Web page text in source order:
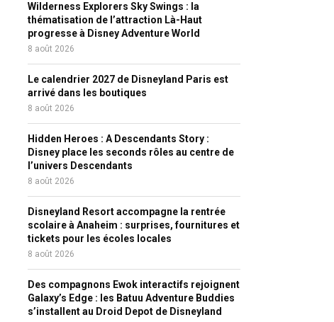
Wilderness Explorers Sky Swings : la
thématisation de l’attraction Là-Haut
progresse à Disney Adventure World
8 août 2026
Le calendrier 2027 de Disneyland Paris est
arrivé dans les boutiques
8 août 2026
Hidden Heroes : A Descendants Story :
Disney place les seconds rôles au centre de
l’univers Descendants
8 août 2026
Disneyland Resort accompagne la rentrée
scolaire à Anaheim : surprises, fournitures et
tickets pour les écoles locales
8 août 2026
Des compagnons Ewok interactifs rejoignent
Galaxy’s Edge : les Batuu Adventure Buddies
s’installent au Droid Depot de Disneyland